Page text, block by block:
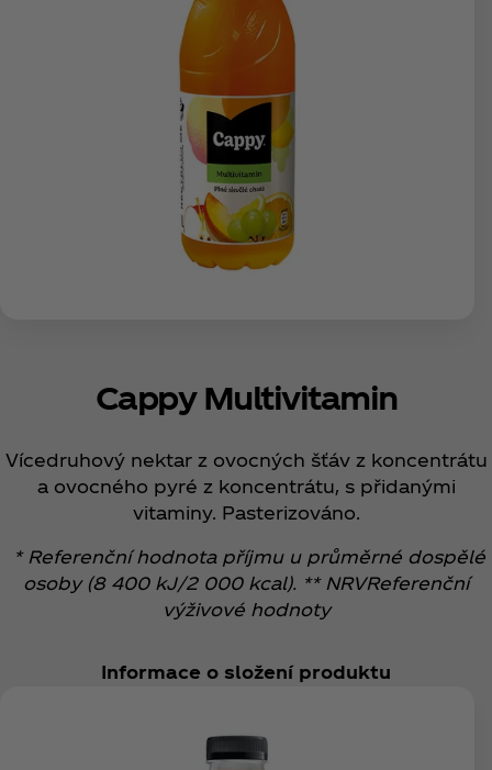
Cappy Multivitamin
Vícedruhový nektar z ovocných šťáv z koncentrátu
a ovocného pyré z koncentrátu, s přidanými
vitaminy. Pasterizováno.
* Referenční hodnota příjmu u průměrné dospělé
osoby (8 400 kJ/2 000 kcal). ** NRVReferenční
výživové hodnoty
Informace o složení produktu